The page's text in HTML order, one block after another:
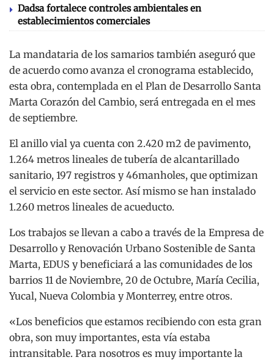
Dadsa fortalece controles ambientales en
establecimientos comerciales
La mandataria de los samarios también aseguró que
de acuerdo como avanza el cronograma establecido,
esta obra, contemplada en el Plan de Desarrollo Santa
Marta Corazón del Cambio, será entregada en el mes
de septiembre.
El anillo vial ya cuenta con 2.420 m2 de pavimento,
1.264 metros lineales de tubería de alcantarillado
sanitario, 197 registros y 46manholes, que optimizan
el servicio en este sector. Así mismo se han instalado
1.260 metros lineales de acueducto.
Los trabajos se llevan a cabo a través de la Empresa de
Desarrollo y Renovación Urbano Sostenible de Santa
Marta, EDUS y beneficiará a las comunidades de los
barrios 11 de Noviembre, 20 de Octubre, María Cecilia,
Yucal, Nueva Colombia y Monterrey, entre otros.
«Los beneficios que estamos recibiendo con esta gran
obra, son muy importantes, esta vía estaba
intransitable. Para nosotros es muy importante la